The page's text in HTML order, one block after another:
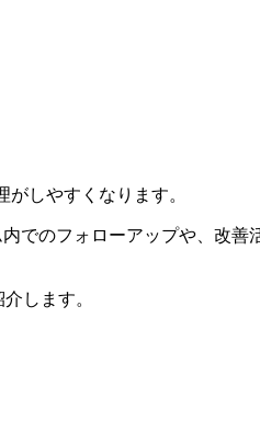
しやすくなります。
でのフォローアップや、改善
します。